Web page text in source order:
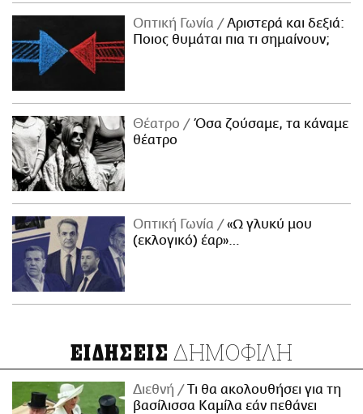
Οπτική Γωνία
Αριστερά και δεξιά:
Ποιος θυμάται πια τι σημαίνουν;
Θέατρο
Όσα ζούσαμε, τα κάναμε
θέατρο
Οπτική Γωνία
«Ω γλυκύ μου
(εκλογικό) έαρ»…
ΕΙΔΗΣΕΙΣ ΔΗΜΟΦΙΛΗ
Διεθνή
Τι θα ακολουθήσει για τη
βασίλισσα Καμίλα εάν πεθάνει